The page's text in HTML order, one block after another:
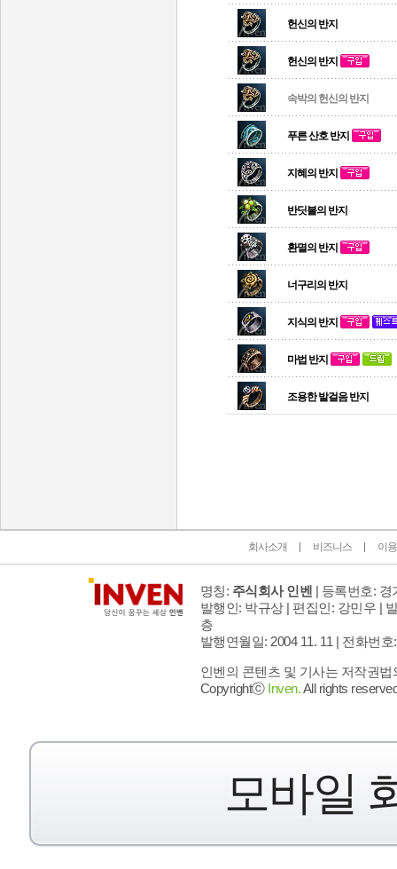
헌신의 반지
헌신의 반지
속박의 헌신의 반지
푸른 산호 반지
지혜의 반지
반딧불의 반지
환멸의 반지
너구리의 반지
지식의 반지
마법 반지
조용한 발걸음 반지
회사소개 비즈니스 이
명칭: 주식회사 인벤 | 등록번호: 경
발행인: 박규상 | 편집인: 강민우 |
층
발행연월일: 2004 11. 11 | 전화번호
인벤의 콘텐츠 및 기사는 저작권
Copyrightⓒ Inven.All rights
모바일